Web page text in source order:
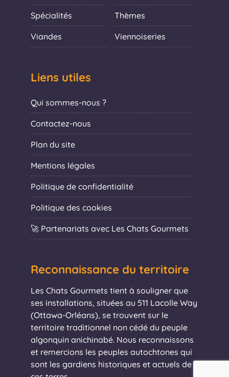
Spécialités Thèmes
Viandes Viennoiseries
Liens utiles
Qui sommes-nous ?
Contactez-nous
Plan du site
Mentions légales
Politique de confidentialité
Politique des cookies
🚀 Partenariats avec Les Chats Gourmets
Reconnaissance du territoire
Les Chats Gourmets tient à souligner que
ses installations, situées au 511 Lacolle Way
(Ottawa-Orléans), se trouvent sur le
territoire traditionnel non cédé du peuple
algonquin anichinabé. Nous reconnaissons
et remercions les peuples autochtones qui
sont les gardiens historiques et actuels de